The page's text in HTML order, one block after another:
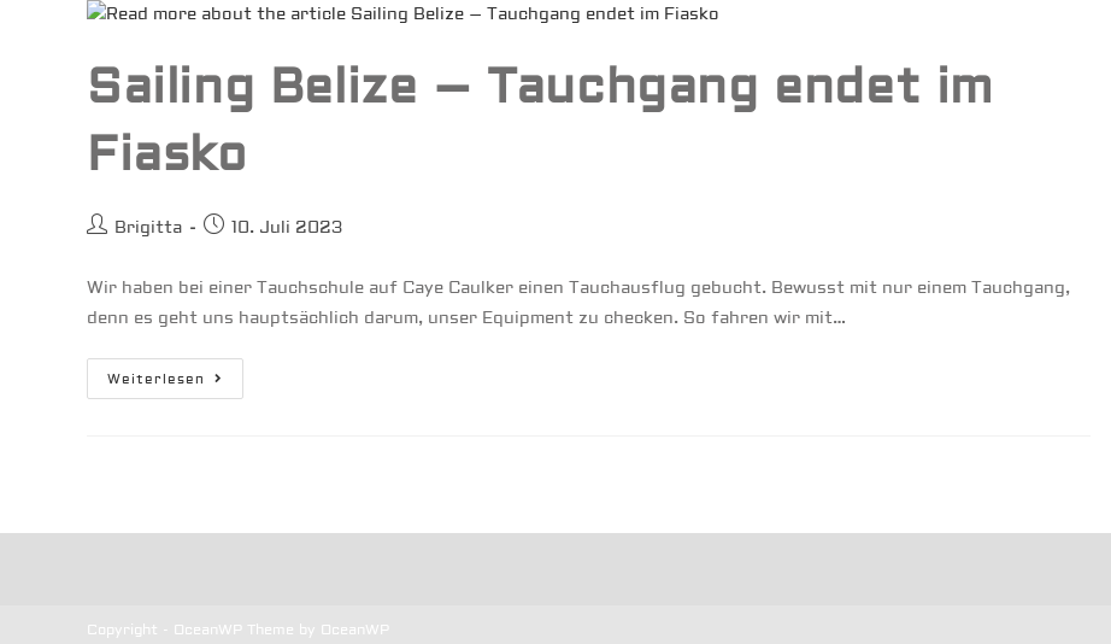
Sailing Belize – Tauchgang endet im
Fiasko
Beitrags-
Brigitta
Beitrag10. Juli 2023
Wir haben bei einer Tauchschule auf Caye Caulker einen Tauchausflug gebucht. Bewusst mit nur einem Tauchgang,
denn es geht uns hauptsächlich darum, unser Equipment zu checken. So fahren wir mit…
Weiterlesen Sailing
Belize
Copyright - OceanWP Theme by OceanWP